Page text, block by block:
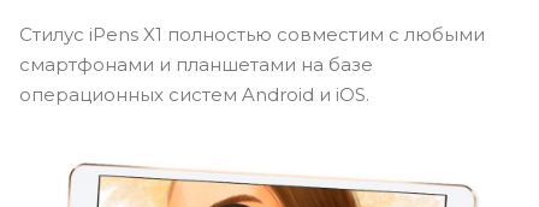
Стилус iPens X1 полностью совместим с любыми
смартфонами и планшетами на базе
операционных систем Android и iOS.